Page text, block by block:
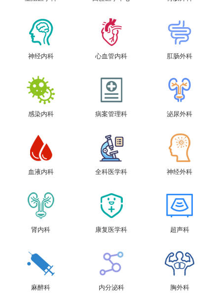
神经内科 心血管内科 肛肠外科
感染内科 病案管理科 泌尿外科
血液内科 全科医学科 神经外科
肾内科 康复医学科 超声科
麻醉科 内分泌科 胸外科